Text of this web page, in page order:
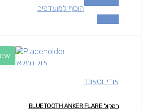
הוסף למועדפים
אזל המלאי
אודיו וסאונד
רמקול BLUETOOTH ANKER FLARE